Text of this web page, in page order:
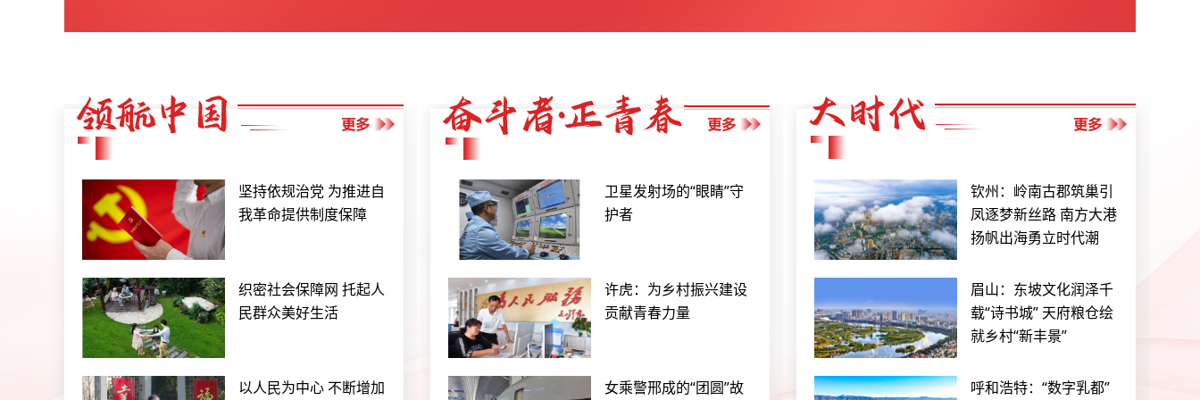
坚持依规治党 为推进自
我革命提供制度保障
织密社会保障网 托起人
民群众美好生活
以人民为中心 不断增加
卫星发射场的“眼睛”守
护者
许虎：为乡村振兴建设
贡献青春力量
女乘警邢成的“团圆”故
钦州：岭南古郡筑巢引
凤逐梦新丝路 南方大港
扬帆出海勇立时代潮
眉山：东坡文化润泽千
载“诗书城” 天府粮仓绘
就乡村“新丰景”
呼和浩特：“数字乳都”